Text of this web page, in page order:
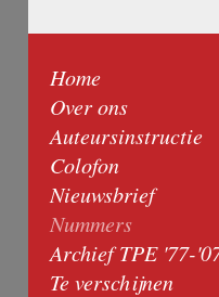
Home
Over ons
Auteursinstructie
Colofon
Nieuwsbrief
Nummers
Archief TPE '77-
Te verschijnen